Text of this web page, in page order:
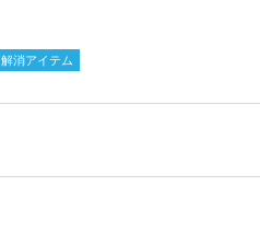
解消アイテム